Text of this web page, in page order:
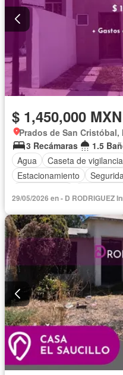
$ 1,450,000 MXN
Prados de San Cristóbal,
3 Recámaras
1.5
Agua
Caseta de vigilancia
Estacionamiento
29/05/2026 en - D RODRIGUEZ